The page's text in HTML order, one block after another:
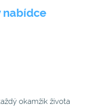
nabídce
okamžik života